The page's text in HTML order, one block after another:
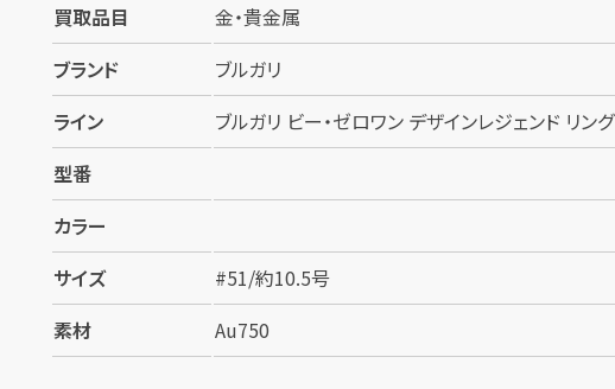
買取品目
金・貴金属
ブランド
ブルガリ
ライン
ブルガリ ビー・ゼロワン デザインレジェンド リング
型番
カラー
サイズ
#51/約10.5号
素材
Au750